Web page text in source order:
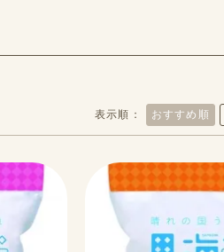
表示順： おすすめ順